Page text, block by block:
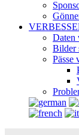
Daten
Bilder
Pässe